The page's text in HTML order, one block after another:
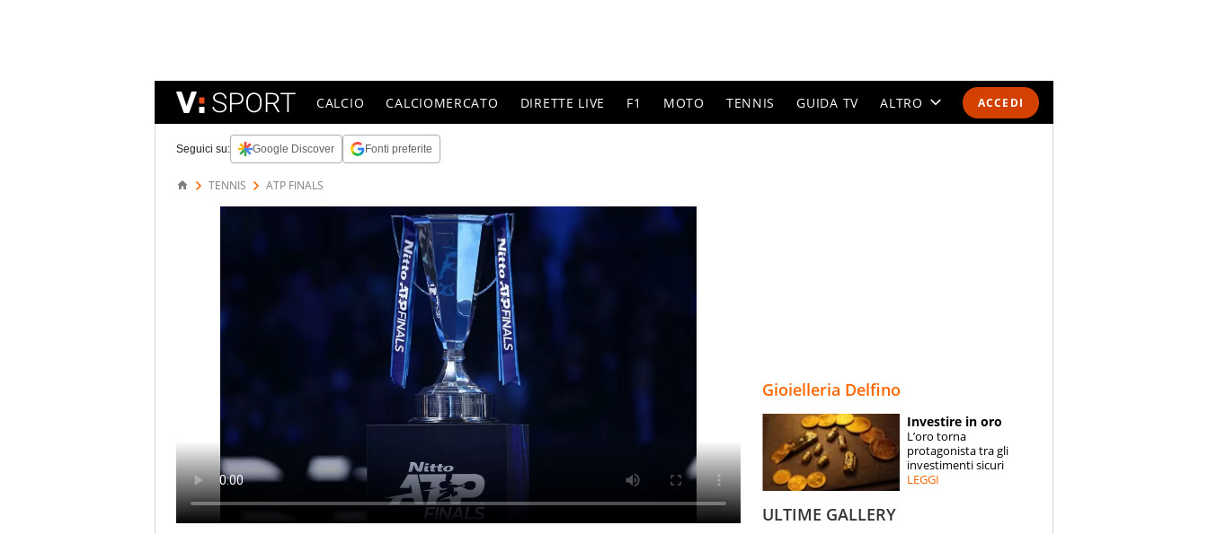
ACCEDI
CALCIO CALCIOMERCATO DIRETTE LIVE F1 MOTO TENNIS GUIDA TV ALTRO
SPECIALI
ESPERTI
Seguici su: Google Discover Fonti preferite
TENNIS ATP FINALS
Gioielleria Delfino
Investire in oro
L’oro torna
protagonista tra gli
investimenti sicuri
LEGGI
ULTIME GALLERY